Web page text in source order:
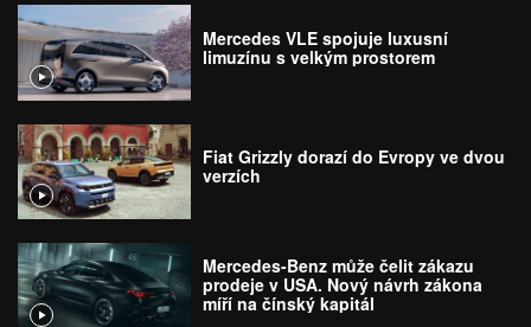
Mercedes VLE spojuje luxusní
limuzínu s velkým prostorem
Fiat Grizzly dorazí do Evropy ve dvou
verzích
Mercedes-Benz může čelit zákazu
prodeje v USA. Nový návrh zákona
míří na čínský kapitál